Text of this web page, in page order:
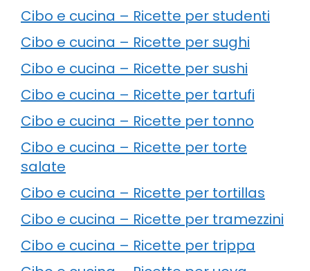
Cibo e cucina – Ricette per studenti
Cibo e cucina – Ricette per sughi
Cibo e cucina – Ricette per sushi
Cibo e cucina – Ricette per tartufi
Cibo e cucina – Ricette per tonno
Cibo e cucina – Ricette per torte
salate
Cibo e cucina – Ricette per tortillas
Cibo e cucina – Ricette per tramezzini
Cibo e cucina – Ricette per trippa